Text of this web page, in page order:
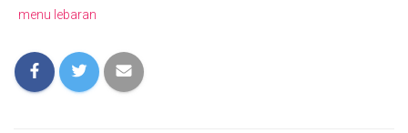
menu lebaran